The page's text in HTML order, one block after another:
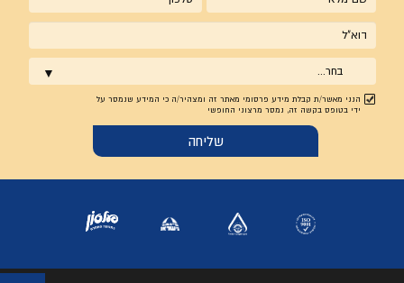
שם
מלא
טלפון
אימייל
בחר...
הנני מאשר/ת קבלת מידע פרסומי מאתר זה ומצהיר/ה כי המידע שנמסר על
ידי בטופס בקשה זה, נמסר מרצוני החופשי